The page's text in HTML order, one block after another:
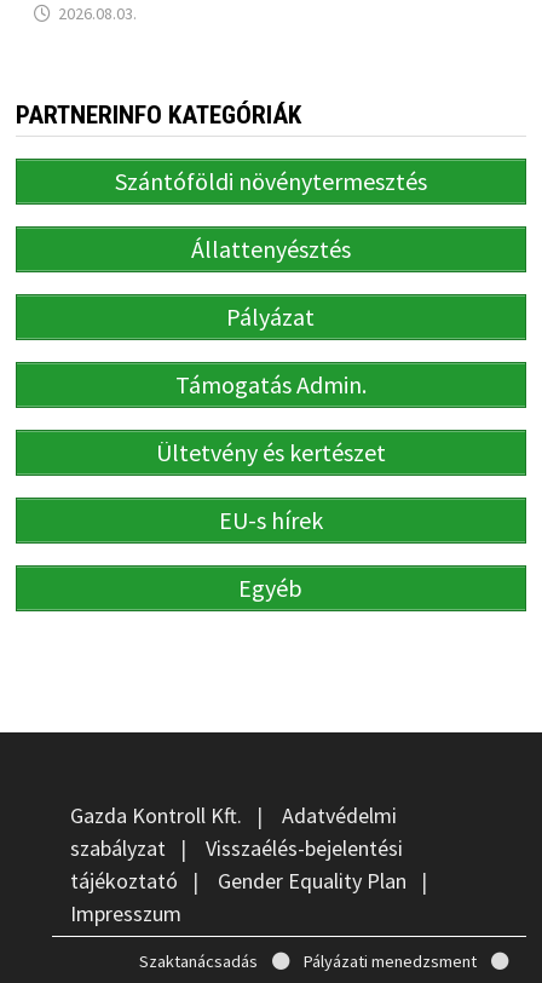
2026.08.03.
PARTNERINFO KATEGÓRIÁK
Szántóföldi növénytermesztés
Állattenyésztés
Pályázat
Támogatás Admin.
Ültetvény és kertészet
EU-s hírek
Egyéb
Gazda Kontroll Kft. | Adatvédelmi
szabályzat | Visszaélés-bejelentési
tájékoztató | Gender Equality Plan |
Impresszum
Szaktanácsadás
Pályázati menedzsment